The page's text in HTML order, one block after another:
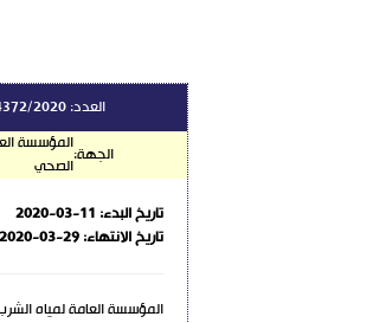
العدد:
الجهة:المؤسسة
الصحي
تاريخ البدء: 2020-03-11
تاريخ الانتهاء:2020-03-29
المؤسسة العامة لمياه